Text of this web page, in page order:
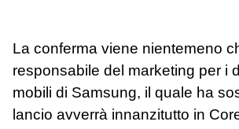
La conferma viene nientemeno
responsabile del marketing per i
mobili di Samsung, il quale ha
lancio avverrà innanzitutto in